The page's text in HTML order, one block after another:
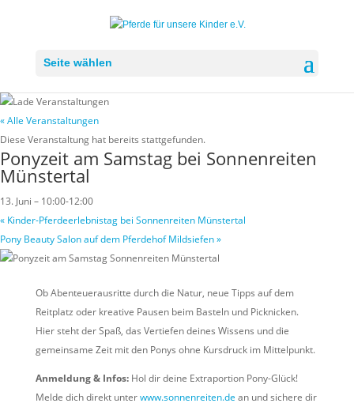
Seite wählen
« Alle Veranstaltungen
Diese Veranstaltung hat bereits stattgefunden.
Ponyzeit am Samstag bei Sonnenreiten
Münstertal
13. Juni – 10:00-12:00
« Kinder-Pferdeerlebnistag bei Sonnenreiten Münstertal
Pony Beauty Salon auf dem Pferdehof Mildsiefen»
Ob Abenteuerausritte durch die Natur, neue Tipps auf dem
Reitplatz oder kreative Pausen beim Basteln und Picknicken.
Hier steht der Spaß, das Vertiefen deines Wissens und die
gemeinsame Zeit mit den Ponys ohne Kursdruck im Mittelpunkt.
Anmeldung & Infos:Hol dir deine Extraportion Pony-Glück!
Melde dich direkt unterwww.sonnenreiten.de an und sichere dir